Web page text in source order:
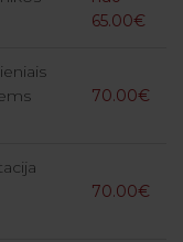
65.00€
70.00€
70.00€